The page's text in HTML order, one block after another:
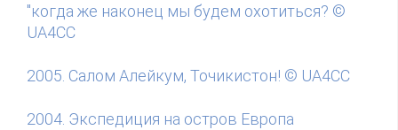
"когда же наконец мы будем охотиться? ©
UA4CC
2005. Салом Алейкум, Точикистон! © UA4CC
2004. Экспедиция на остров Европа